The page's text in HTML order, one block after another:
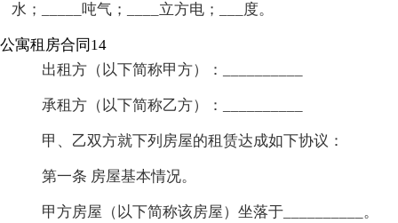
水；_____吨气；____立方电；___度。
公寓租房合同14
出租方（以下简称甲方）：__________
承租方（以下简称乙方）：__________
甲、乙双方就下列房屋的租赁达成如下协议：
第一条 房屋基本情况。
甲方房屋（以下简称该房屋）坐落于__________。